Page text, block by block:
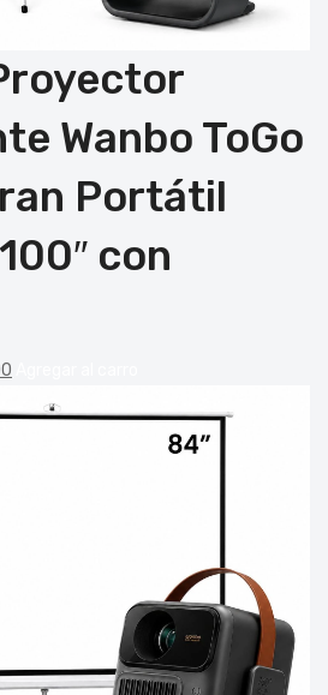
Wanbo ToGo
Portátil
con